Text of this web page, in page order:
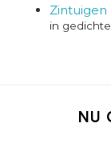
Zintuigen
in
Nu